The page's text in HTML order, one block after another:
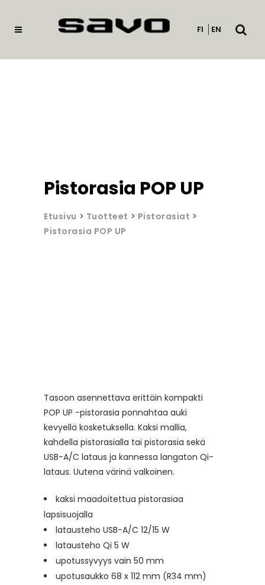
FI EN
Avaa
Pistorasia POP UP
Etusivu > Tuotteet > Pistorasiat >
Pistorasia POP UP
Tasoon asennettava erittäin kompakti
POP UP -pistorasia ponnahtaa auki
kevyellä kosketuksella. Kaksi mallia,
kahdella pistorasialla tai pistorasia sekä
USB-A/C lataus ja kannessa langaton Qi-
lataus. Uutena värinä valkoinen.
kaksi maadoitettua pistorasiaa
lapsisuojalla
latausteho USB-A/C 12/15 W
latausteho Qi 5 W
upotussyvyys vain 50 mm
upotusaukko 68 x 112 mm (R34 mm)